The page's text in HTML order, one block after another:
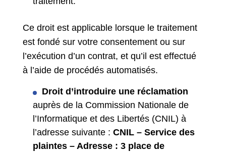
Ce droit est applicable lorsque le traitement
est fondé sur votre consentement ou sur
l’exécution d’un contrat, et qu’il est effectué
à l’aide de procédés automatisés.
Droit d’introduire une réclamation
auprès de la Commission Nationale de
l’Informatique et des Libertés (CNIL) à
l’adresse suivante : CNIL – Service des
plaintes – Adresse : 3 place de